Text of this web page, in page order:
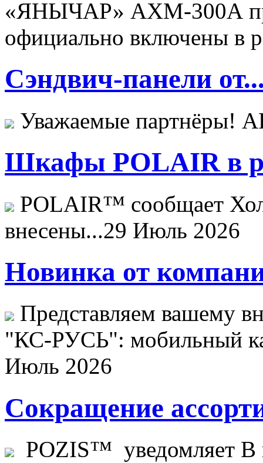
«ЯНЫЧАР» АХМ-300А
официально включены в
Сэндвич-панели
Уважаемые
Шкафы POLAIR в
POLAIR™ сообщает
внесены...29 Июль 2026
Новинка от
Представляем вашему
"КС-РУСЬ": мобильный
Июль 2026
Сокращение
POZIS™ уведомляет В